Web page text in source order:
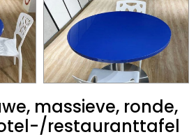
massieve, ronde,
restauranttafel